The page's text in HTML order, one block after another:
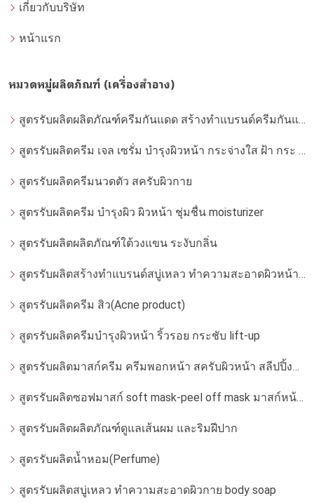
เกี่ยวกับบริษัท
หน้าแรก
หมวดหมู่ผลิตภัณฑ์ (เครื่องสำอาง)
สูตรรับผลิตผลิตภัณฑ์ครีมกันแดด สร้างทำแบรนด์ครีมกันแดด โดยโรงงานผลิตที่ได้มาตรฐาน
สูตรรับผลิตครีม เจล เซรั่ม บำรุงผิวหน้า กระจ่างใส ฝ้า กระ จุดด่างดำ whitening
สูตรรับผลิตครีมนวดตัว สครับผิวกาย
สูตรรับผลิตครีม บำรุงผิว ผิวหน้า ชุ่มชื่น moisturizer
สูตรรับผลิตผลิตภัณฑ์ใต้วงแขน ระงับกลิ่น
สูตรรับผลิตสร้างทำแบรนด์สบู่เหลว ทำความสะอาดผิวหน้า โฟมล้างหน้า
สูตรรับผลิตครีม สิว(Acne product)
สูตรรับผลิตครีมบำรุงผิวหน้า ริ้วรอย กระชับ lift-up
สูตรรับผลิตมาสก์ครีม ครีมพอกหน้า สครับผิวหน้า สลีปปิ้งมาสก์
สูตรรับผลิตซอฟมาสก์ soft mask-peel off mask มาสก์หน้ากากอ่อน
สูตรรับผลิตผลิตภัณฑ์ดูแลเส้นผม และริมฝีปาก
สูตรรับผลิตน้ำหอม(Perfume)
สูตรรับผลิตสบู่เหลว ทำความสะอาดผิวกาย body soap